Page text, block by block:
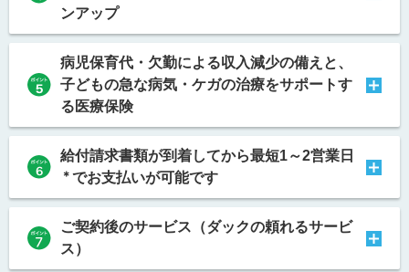
ンアップ
病児保育代・欠勤による収入減少の備えと、
子どもの急な病気・ケガの治療をサポートす
る医療保険
給付請求書類が到着してから最短1～2営業日
＊ でお支払いが可能です
ご契約後のサービス（ダックの頼れるサービ
ス）